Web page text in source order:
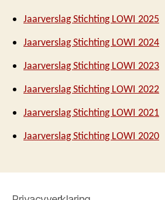
Jaarverslag Stichting LOWI 2025
Jaarverslag Stichting LOWI 2024
Jaarverslag Stichting LOWI 2023
Jaarverslag Stichting LOWI 2022
Jaarverslag Stichting LOWI 2021
Jaarverslag Stichting LOWI 2020